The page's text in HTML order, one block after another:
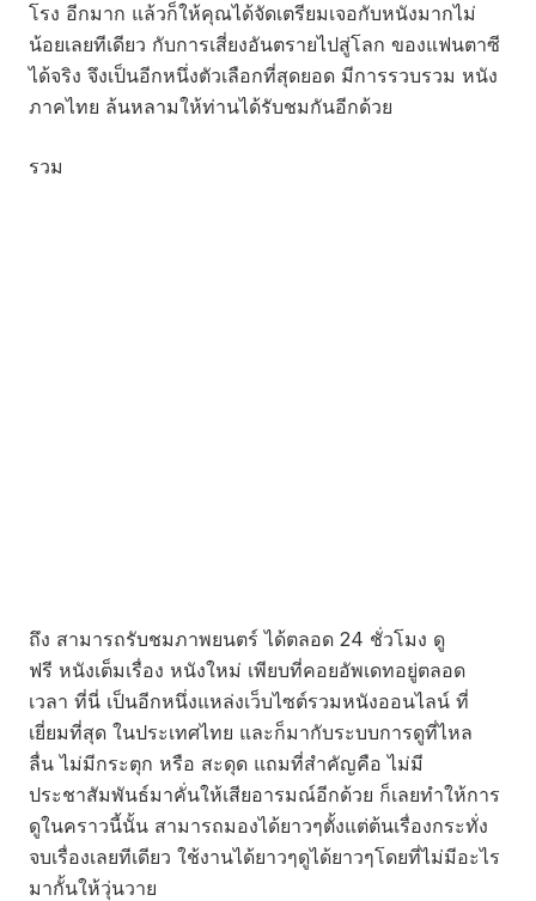
โรง อีกมาก แล้วก็ให้คุณได้จัดเตรียมเจอกับหนังมากไม่
น้อยเลยทีเดียว กับการเสี่ยงอันตรายไปสู่โลก ของแฟนตาซี
ได้จริง จึงเป็นอีกหนึ่งตัวเลือกที่สุดยอด มีการรวบรวม หนัง
ภาคไทย ล้นหลามให้ท่านได้รับชมกันอีกด้วย
รวม
ถึง สามารถรับชมภาพยนตร์ ได้ตลอด 24 ชั่วโมง ดู
ฟรี หนังเต็มเรื่อง หนังใหม่ เพียบที่คอยอัพเดทอยู่ตลอด
เวลา ที่นี่ เป็นอีกหนึ่งแหล่งเว็บไซต์รวมหนังออนไลน์ ที่
เยี่ยมที่สุด ในประเทศไทย และก็มากับระบบการดูที่ไหล
ลื่น ไม่มีกระตุก หรือ สะดุด แถมที่สำคัญคือ ไม่มี
ประชาสัมพันธ์มาคั่นให้เสียอารมณ์อีกด้วย ก็เลยทำให้การ
ดูในคราวนี้นั้น สามารถมองได้ยาวๆตั้งแต่ต้นเรื่องกระทั่ง
จบเรื่องเลยทีเดียว ใช้งานได้ยาวๆดูได้ยาวๆโดยที่ไม่มีอะไร
มากั้นให้วุ่นวาย